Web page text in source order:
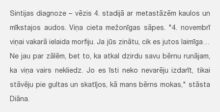
Sintijas diagnoze – vēzis 4. stadijā ar metastāzēm kaulos un
mīkstajos audos. Viņa cieta mežonīgas sāpes. "4. novembrī
viņai vakarā ielaida morfiju. Ja jūs zinātu, cik es jutos laimīga…
Ne jau par zālēm, bet to, ka atkal dzirdu savu bērnu runājam,
ka viņa vairs nekliedz. Jo es īsti neko nevarēju izdarīt, tikai
stāvēju pie gultas un skatījos, kā mans bērns mokas," stāsta
Diāna.